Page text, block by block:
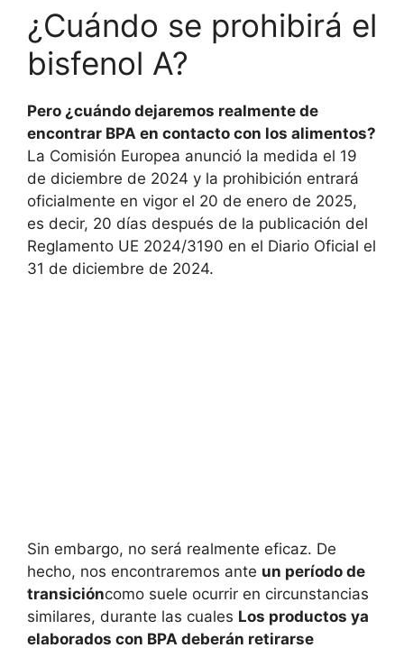
¿Cuándo se prohibirá el
bisfenol A?
Pero ¿cuándo dejaremos realmente de
encontrar BPA en contacto con los alimentos?
La Comisión Europea anunció la medida el 19
de diciembre de 2024 y la prohibición entrará
oficialmente en vigor el 20 de enero de 2025,
es decir, 20 días después de la publicación del
Reglamento UE 2024/3190 en el Diario Oficial el
31 de diciembre de 2024.
Sin embargo, no será realmente eficaz. De
hecho, nos encontraremos ante un período de
transicióncomo suele ocurrir en circunstancias
similares, durante las cuales Los productos ya
elaborados con BPA deberán retirarse